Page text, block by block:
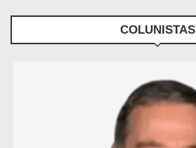
COLUNISTAS